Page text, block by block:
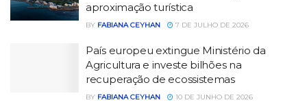
aproximação turística
BY FABIANA CEYHAN 7 DE JULHO DE 2026
País europeu extingue Ministério da
Agricultura e investe bilhões na
recuperação de ecossistemas
BY FABIANA CEYHAN 10 DE JUNHO DE 2026